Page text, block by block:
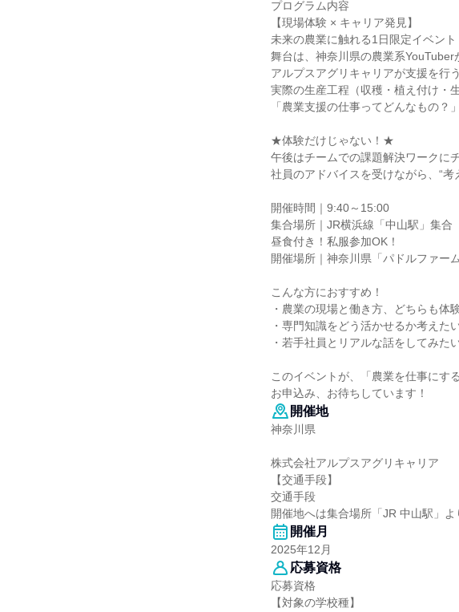
プログラム内容
【現場体験 × キャリア発見】
未来の農業に触れる1日限定イベント
舞台は、神奈川県の農業系YouTuber
アルプスアグリキャリアが支援を行
実際の生産工程（収穫・植え付け・
「農業支援の仕事ってどんなもの？
★体験だけじゃない！★
午後はチームでの課題解決ワークに
社員のアドバイスを受けながら、“考
開催時間｜9:40～15:00
集合場所｜JR横浜線「中山駅」集合
昼食付き！私服参加OK！
開催場所｜神奈川県「パドルファー
こんな方におすすめ！
・農業の現場と働き方、どちらも体
・専門知識をどう活かせるか考えた
・若手社員とリアルな話をしてみた
このイベントが、「農業を仕事にす
お申込み、お待ちしています！
開催地
神奈川県
株式会社アルプスアグリキャリア
【交通手段】
交通手段
開催地へは集合場所「JR 中山駅」よ
開催月
2025年12月
応募資格
応募資格
【対象の学校種】